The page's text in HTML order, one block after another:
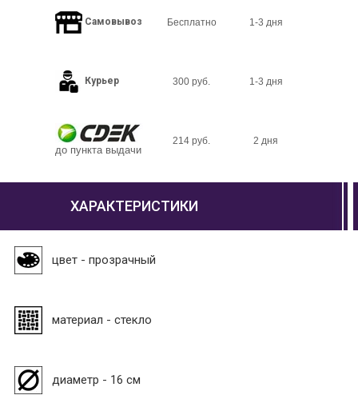
Самовывоз Бесплатно 1-3 дня
Курьер 300 руб. 1-3 дня
до пункта выдачи
214 руб. 2 дня
ХАРАКТЕРИСТИКИ
цвет - прозрачный
материал - стекло
диаметр - 16 см